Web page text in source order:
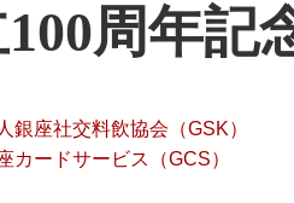
周年記
銀座社交料飲協会（GSK）
カードサービス（GCS）